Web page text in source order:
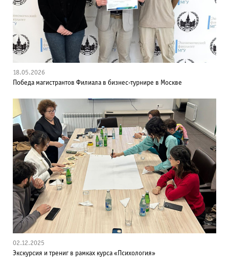
18.05.2026
Победа магистрантов Филиала в бизнес-турнире в Москве
02.12.2025
Экскурсия и трениг в рамках курса «Психология»